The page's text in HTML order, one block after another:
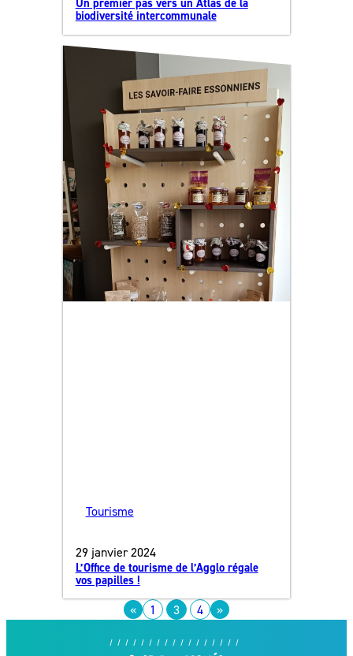
biodiversité intercommunale
Tourisme
29 janvier 2024
L’Office de tourisme de l’Agglo régale
vos papilles !
« 1 3 4 »